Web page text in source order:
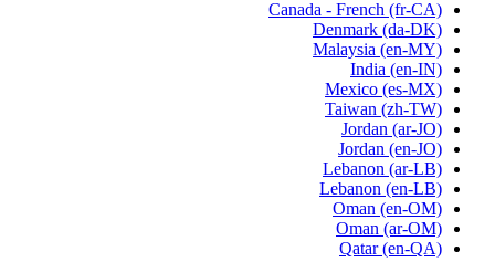
Canada - French (fr-CA)
Denmark (da-DK)
Malaysia (en-MY)
India (en-IN)
Mexico (es-MX)
Taiwan (zh-TW)
Jordan (ar-JO)
Jordan (en-JO)
Lebanon (ar-LB)
Lebanon (en-LB)
Oman (en-OM)
Oman (ar-OM)
Qatar (en-QA)